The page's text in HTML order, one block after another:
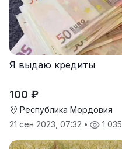
Я выдаю кредиты
100 ₽
Республика Мордовия
21 сен 2023, 07:32 • 1 035